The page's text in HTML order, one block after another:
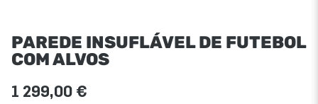
PAREDE INSUFLÁVEL DE FUTEBOL
COM ALVOS
1 299,00 €